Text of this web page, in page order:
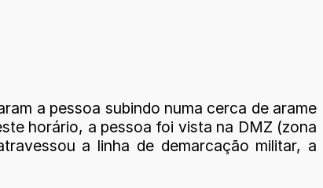
a pessoa subindo numa cerca de arame
horário, a pessoa foi vista na DMZ (zona
a linha de demarcação militar, a